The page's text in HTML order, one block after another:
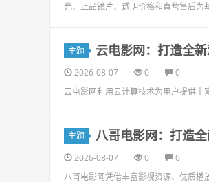
光、正品镜片、透明价格和直营售后为
主题 云电影网：打造全
2026-08-07 0
0
云电影网利用云计算技术为用户提供丰
主题 八哥电影网：打造
2026-08-07 0
0
八哥电影网凭借丰富影视资源、优质播